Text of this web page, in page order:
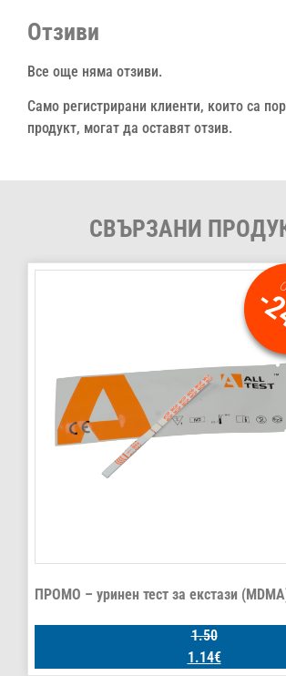
Отзиви
Все още няма отзиви.
Само регистрирани клиенти, които са
продукт, могат да оставят отзив.
СВЪРЗАНИ
-
ПРОМО – уринен тест за екстази
1.50
1.14€